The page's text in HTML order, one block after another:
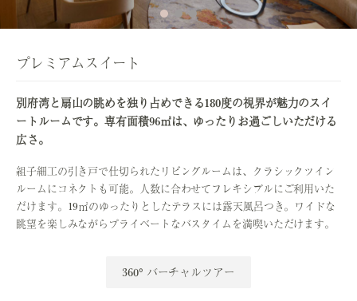
プレミアムスイート
別府湾と扇山の眺めを独り占めできる180度の視界が魅力のスイ
ートルームです。専有面積96㎡は、ゆったりお過ごしいただける
広さ。
組子細工の引き戸で仕切られたリビングルームは、
クラシックツイン
ルームにコネクトも可能。人数に合わせてフレキシブルにご利用いた
だけます。19㎡のゆったりとしたテラスには露天風呂つき。ワイドな
眺望を楽しみながらプライベートなバスタイムを満喫いただけます。
360° バーチャルツアー